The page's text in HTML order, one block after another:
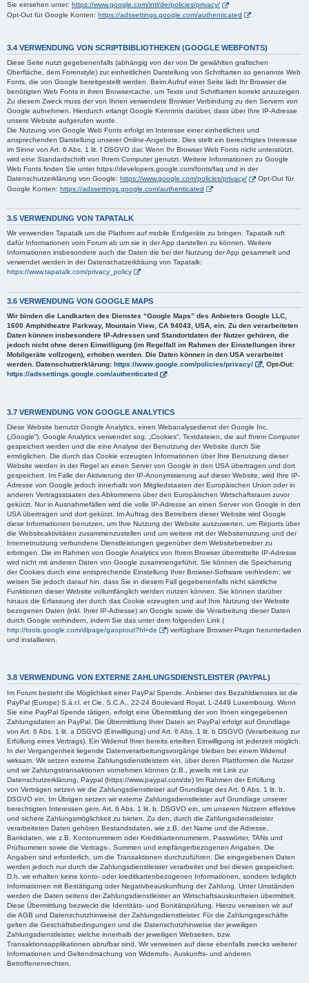
Sie einsehen unter: https://www.google.com/intl/de/policies/privacy/
Opt-Out für Google Konten: https://adssettings.google.com/authenticated
3.4 VERWENDUNG VON SCRIPTBIBLIOTHEKEN (GOOGLE WEBFONTS)
Diese Seite nutzt gegebenenfalls (abhängig von der von Dir gewählten grafischen
Oberfläche, dem Forenstyle) zur einheitlichen Darstellung von Schriftarten so genannte Web
Fonts, die von Google bereitgestellt werden. Beim Aufruf einer Seite lädt Ihr Browser die
benötigten Web Fonts in ihren Browsercache, um Texte und Schriftarten korrekt anzuzeigen.
Zu diesem Zweck muss der von Ihnen verwendete Browser Verbindung zu den Servern von
Google aufnehmen. Hierdurch erlangt Google Kenntnis darüber, dass über Ihre IP-Adresse
unsere Website aufgerufen wurde.
Die Nutzung von Google Web Fonts erfolgt im Interesse einer einheitlichen und
ansprechenden Darstellung unserer Online-Angebote. Dies stellt ein berechtigtes Interesse
im Sinne von Art. 6 Abs. 1 lit. f DSGVO dar. Wenn Ihr Browser Web Fonts nicht unterstützt,
wird eine Standardschrift von Ihrem Computer genutzt. Weitere Informationen zu Google
Web Fonts finden Sie unter https://developers.google.com/fonts/faq und in der
Datenschutzerklärung von Google: https://www.google.com/policies/privacy/
Opt-Out für
Google Konten: https://adssettings.google.com/authenticated
3.5 VERWENDUNG VON TAPATALK
Wir verwenden Tapatalk um die Platform auf mobile Endgeräte zu bringen. Tapatalk ruft
dafür Informationen vom Forum ab um sie in der App darstellen zu können. Weitere
Informationen insbesondere auch die Daten die bei der Nutzung der App gesammelt und
verwendet werden in der Datenschatzerklräung von Tapatalk:
https://www.tapatalk.com/privacy_policy
3.6 VERWENDUNG VON GOOGLE MAPS
Wir binden die Landkarten des Dienstes “Google Maps” des Anbieters Google LLC,
1600 Amphitheatre Parkway, Mountain View, CA 94043, USA, ein. Zu den verarbeiteten
Daten können insbesondere IP-Adressen und Standortdaten der Nutzer gehören, die
jedoch nicht ohne deren Einwilligung (im Regelfall im Rahmen der Einstellungen ihrer
Mobilgeräte vollzogen), erhoben werden. Die Daten können in den USA verarbeitet
werden. Datenschutzerklärung: https://www.google.com/policies/privacy/
, Opt-Out:
https://adssettings.google.com/authenticated
.
3.7 VERWENDUNG VON GOOGLE ANALYTICS
Diese Website benutzt Google Analytics, einen Webanalysedienst der Google Inc.
(„Google“). Google Analytics verwendet sog. „Cookies“, Textdateien, die auf Ihrem Computer
gespeichert werden und die eine Analyse der Benutzung der Website durch Sie
ermöglichen. Die durch das Cookie erzeugten Informationen über Ihre Benutzung dieser
Website werden in der Regel an einen Server von Google in den USA übertragen und dort
gespeichert. Im Falle der Aktivierung der IP-Anonymisierung auf dieser Website, wird Ihre IP-
Adresse von Google jedoch innerhalb von Mitgliedstaaten der Europäischen Union oder in
anderen Vertragsstaaten des Abkommens über den Europäischen Wirtschaftsraum zuvor
gekürzt. Nur in Ausnahmefällen wird die volle IP-Adresse an einen Server von Google in den
USA übertragen und dort gekürzt. Im Auftrag des Betreibers dieser Website wird Google
diese Informationen benutzen, um Ihre Nutzung der Website auszuwerten, um Reports über
die Websiteaktivitäten zusammenzustellen und um weitere mit der Websitenutzung und der
Internetnutzung verbundene Dienstleistungen gegenüber dem Websitebetreiber zu
erbringen. Die im Rahmen von Google Analytics von Ihrem Browser übermittelte IP-Adresse
wird nicht mit anderen Daten von Google zusammengeführt. Sie können die Speicherung
der Cookies durch eine entsprechende Einstellung Ihrer Browser-Software verhindern; wir
weisen Sie jedoch darauf hin, dass Sie in diesem Fall gegebenenfalls nicht sämtliche
Funktionen dieser Website vollumfänglich werden nutzen können. Sie können darüber
hinaus die Erfassung der durch das Cookie erzeugten und auf Ihre Nutzung der Website
bezogenen Daten (inkl. Ihrer IP-Adresse) an Google sowie die Verarbeitung dieser Daten
durch Google verhindern, indem Sie das unter dem folgenden Link (
http://tools.google.com/dlpage/gaoptout?hl=de
) verfügbare Browser-Plugin herunterladen
und installieren.
3.8 VERWENDUNG VON EXTERNE ZAHLUNGSDIENSTLEISTER (PAYPAL)
Im Forum besteht die Möglichkeit einer PayPal Spende. Anbieter des Bezahldienstes ist die
PayPal (Europe) S.à.r.l. et Cie, S.C.A., 22-24 Boulevard Royal, L-2449 Luxembourg. Wenn
Sie eine PayPal Spende tätigen, erfolgt eine Übermittlung der von Ihnen eingegebenen
Zahlungsdaten an PayPal. Die Übermittlung Ihrer Daten an PayPal erfolgt auf Grundlage
von Art. 6 Abs. 1 lit. a DSGVO (Einwilligung) und Art. 6 Abs. 1 lit. b DSGVO (Verarbeitung zur
Erfüllung eines Vertrags). Ein Widerruf Ihrer bereits erteilten Einwilligung ist jederzeit möglich.
In der Vergangenheit liegende Datenverarbeitungsvorgänge bleiben bei einem Widerruf
wirksam. Wir setzen externe Zahlungsdienstleistern ein, über deren Plattformen die Nutzer
und wir Zahlungstransaktionen vornehmen können (z.B., jeweils mit Link zur
Datenschutzerklärung, Paypal (https://www.paypal.com/de) Im Rahmen der Erfüllung
von Verträgen setzen wir die Zahlungsdienstleiser auf Grundlage des Art. 6 Abs. 1 lit. b.
DSGVO ein. Im Übrigen setzen wir externe Zahlungsdienstleister auf Grundlage unserer
berechtigten Interessen gem. Art. 6 Abs. 1 lit. b. DSGVO ein, um unseren Nutzern effektive
und sichere Zahlungsmöglichkeit zu bieten. Zu den, durch die Zahlungsdienstleister
verarbeiteten Daten gehören Bestandsdaten, wie z.B. der Name und die Adresse,
Bankdaten, wie z.B. Kontonummern oder Kreditkartennummern, Passwörter, TANs und
Prüfsummen sowie die Vertrags-, Summen und empfängerbezogenen Angaben. Die
Angaben sind erforderlich, um die Transaktionen durchzuführen. Die eingegebenen Daten
werden jedoch nur durch die Zahlungsdienstleister verarbeitet und bei diesen gespeichert.
D.h. wir erhalten keine konto- oder kreditkartenbezogenen Informationen, sondern lediglich
Informationen mit Bestätigung oder Negativbeauskunftung der Zahlung. Unter Umständen
werden die Daten seitens der Zahlungsdienstleister an Wirtschaftsauskunfteien übermittelt.
Diese Übermittlung bezweckt die Identitäts- und Bonitätsprüfung. Hierzu verweisen wir auf
die AGB und Datenschutzhinweise der Zahlungsdienstleister. Für die Zahlungsgeschäfte
gelten die Geschäftsbedingungen und die Datenschutzhinweise der jeweiligen
Zahlungsdienstleister, welche innerhalb der jeweiligen Webseiten, bzw.
Transaktionsapplikationen abrufbar sind. Wir verweisen auf diese ebenfalls zwecks weiterer
Informationen und Geltendmachung von Widerrufs-, Auskunfts- und anderen
Betroffenenrechten.